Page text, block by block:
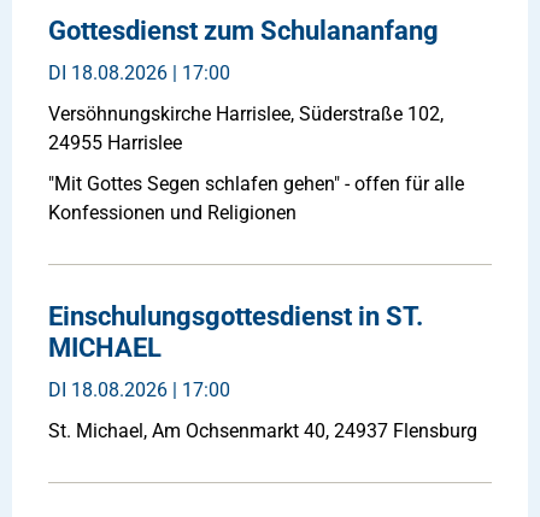
Gottesdienst zum Schulananfang
DI 18.08.2026 | 17:00
Versöhnungskirche Harrislee, Süderstraße 102,
24955 Harrislee
"Mit Gottes Segen schlafen gehen" - offen für alle
Konfessionen und Religionen
Einschulungsgottesdienst in ST.
MICHAEL
DI 18.08.2026 | 17:00
St. Michael, Am Ochsenmarkt 40, 24937 Flensburg